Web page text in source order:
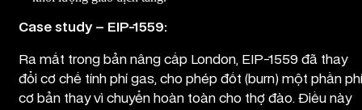
Case study – EIP-1559:
Ra mắt trong bản nâng cấp London, EIP-1559 đã thay
đổi cơ chế tính phí gas, cho phép đốt (burn) một phần phí
cơ bản thay vì chuyển hoàn toàn cho thợ đào. Điều này